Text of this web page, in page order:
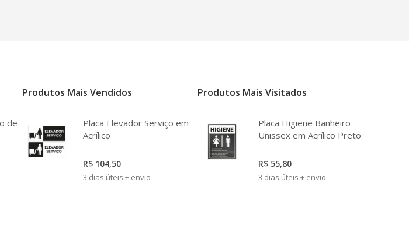
de
Produtos Mais Vendidos
Placa Elevador Serviço em
Acrílico
R$ 104,50
3 dias úteis + envio
Produtos Mais Visitados
Placa Higiene Banheiro
Unissex em Acrílico Preto
R$ 55,80
3 dias úteis + envio